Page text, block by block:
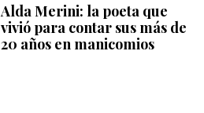
Alda Merini: la poeta que
vivió para contar sus más de
20 años en manicomios